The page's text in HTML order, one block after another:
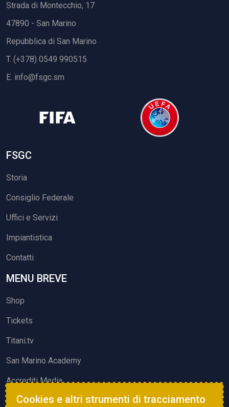
Strada di Montecchio, 17
47890 - San Marino
Repubblica di San Marino
T. (+378) 0549 990515
E. info@fsgc.sm
FSGC
Storia
Consiglio Federale
Uffici e Servizi
Impiantistica
Contatti
MENU BREVE
Shop
Tickets
Titani.tv
San Marino Academy
Accrediti Media
ATTIVITÀ ED EVENTI
Cookies e altri strumenti di tracciamento